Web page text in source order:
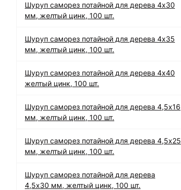
Шуруп саморез потайной для дерева 4х30
мм, желтый цинк, 100 шт.
Шуруп саморез потайной для дерева 4х35
мм, желтый цинк, 100 шт.
Шуруп саморез потайной для дерева 4х40
желтый цинк, 100 шт.
Шуруп саморез потайной для дерева 4,5х16
мм, желтый цинк, 100 шт.
Шуруп саморез потайной для дерева 4,5х25
мм, желтый цинк, 100 шт.
Шуруп саморез потайной для дерева
4,5х30 мм, желтый цинк, 100 шт.